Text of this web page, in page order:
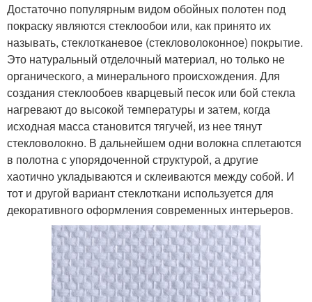
Достаточно популярным видом обойных полотен под
покраску являются стеклообои или, как принято их
называть, стеклотканевое (стекловолоконное) покрытие.
Это натуральный отделочный материал, но только не
органического, а минерального происхождения. Для
создания стеклообоев кварцевый песок или бой стекла
нагревают до высокой температуры и затем, когда
исходная масса становится тягучей, из нее тянут
стекловолокно. В дальнейшем одни волокна сплетаются
в полотна с упорядоченной структурой, а другие
хаотично укладываются и склеиваются между собой. И
тот и другой вариант стеклоткани используется для
декоративного оформления современных интерьеров.